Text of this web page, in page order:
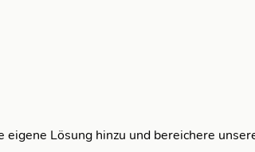
Lösung hinzu und bereichere